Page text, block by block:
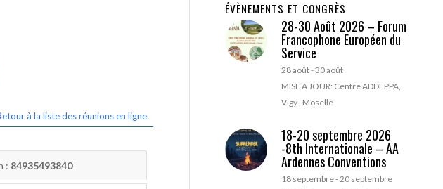
à la liste des réunions en ligne
: 84935493840
ÉVÈNEMENTS ET CONGRÈS
28-30 Août 2026 – Forum
Francophone Européen du
Service
28 août-30 août
MISE A JOUR: Centre ADDEPPA,
Vigy , Moselle
18-20 septembre 2026
-8th Internationale – AA
Ardennes Conventions
18 septembre-20 septembre